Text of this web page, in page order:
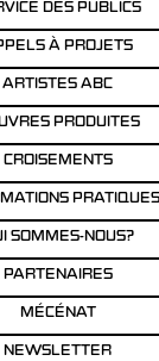
DES PUBLICS
À PROJETS
ARTISTES ABC
PRODUITES
CROISEMENTS
PRATIQUES
SOMMES-NOUS?
PARTENAIRES
MÉCÉNAT
NEWSLETTER